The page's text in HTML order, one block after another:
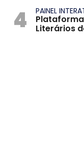
4 PAINEL
Literários